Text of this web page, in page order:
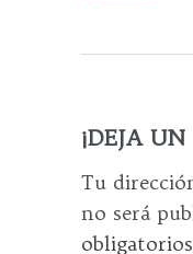
¡DEJA
Tu
no será